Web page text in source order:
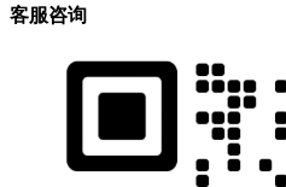
客服咨询